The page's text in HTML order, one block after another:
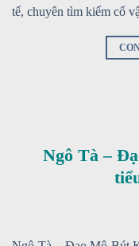
tế, chuyên tìm kiếm cổ
Ngô Tà –